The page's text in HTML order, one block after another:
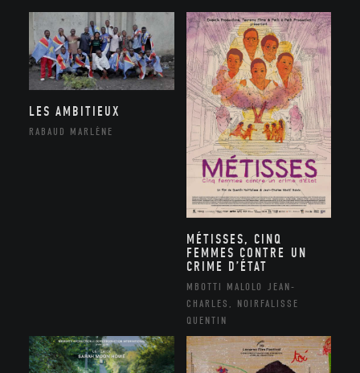
LES AMBITIEUX
RABAUD MARLÈNE
MÉTISSES, CINQ
FEMMES CONTRE UN
CRIME D’ÉTAT
MBOTTI MALOLO JEAN-
CHARLES, NOIRFALISSE
QUENTIN